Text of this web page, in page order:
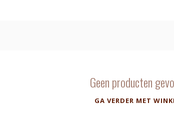
Geen producten
GA VERDER MET